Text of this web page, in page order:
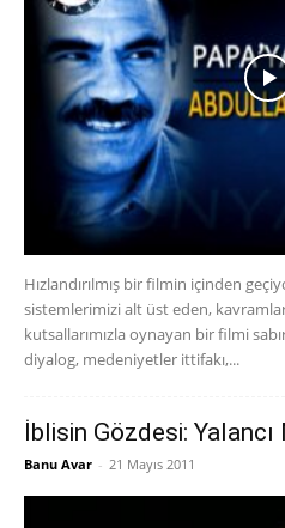
Hızlandırılmış bir filmin içinden
sistemlerimizi alt üst eden,
kutsallarımızla oynayan bir filmi
diyalog, medeniyetler ittifakı,...
İblisin Gözdesi: Yalancı
Banu Avar - 21 Mayıs 2011